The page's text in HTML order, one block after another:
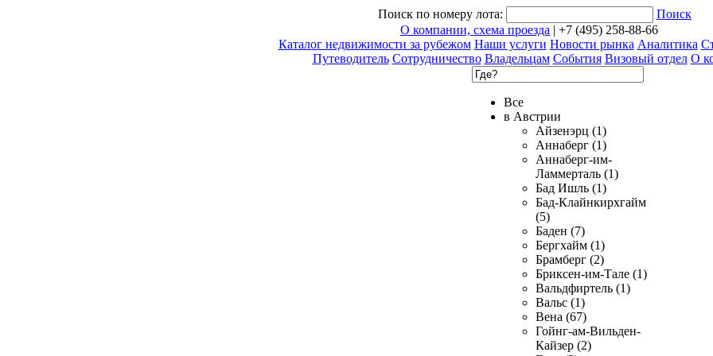
Поиск по номеру лота:
Поиск
О компании, схема проезда | +7 (495) 258-88-66
Каталог недвижимости за рубежом Наши услуги Новости рынка Аналитика
Путеводитель Сотрудничество Владельцам События Визовый отдел О
Все
в Австрии
Айзенэрц (1)
Аннаберг (1)
Аннаберг-им-
Ламмерталь (1)
Бад Ишль (1)
Бад-Клайнкирхгайм
(5)
Баден (7)
Бергхайм (1)
Брамберг (2)
Бриксен-им-Тале (1)
Вальдфиртель (1)
Вальс (1)
Вена (67)
Гойнг-ам-Вильден-
Кайзер (2)